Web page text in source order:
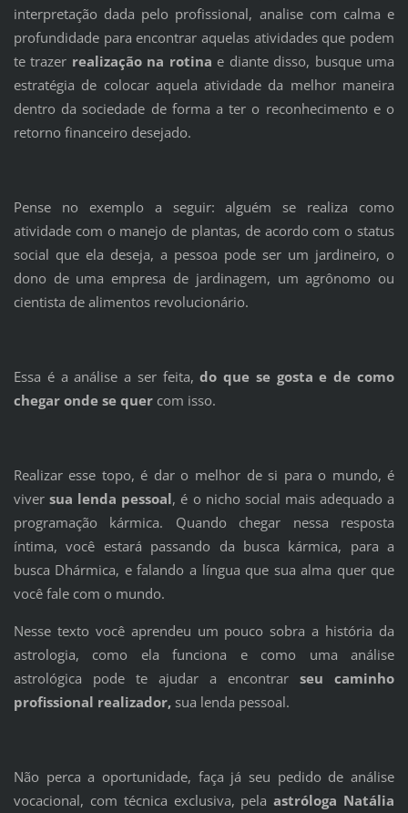
interpretação dada pelo profissional, analise com calma e
profundidade para encontrar aquelas atividades que podem
te trazer realização na rotina e diante disso, busque uma
estratégia de colocar aquela atividade da melhor maneira
dentro da sociedade de forma a ter o reconhecimento e o
retorno financeiro desejado.
Pense no exemplo a seguir: alguém se realiza como
atividade com o manejo de plantas, de acordo com o status
social que ela deseja, a pessoa pode ser um jardineiro, o
dono de uma empresa de jardinagem, um agrônomo ou
cientista de alimentos revolucionário.
Essa é a análise a ser feita, do que se gosta e de como
chegar onde se quer com isso.
Realizar esse topo, é dar o melhor de si para o mundo, é
viversua lenda pessoal, é o nicho social mais adequado a
programação kármica. Quando chegar nessa resposta
íntima, você estará passando da busca kármica, para a
busca Dhármica, e falando a língua que sua alma quer que
você fale com o mundo.
Nesse texto você aprendeu um pouco sobra a história da
astrologia, como ela funciona e como uma análise
astrológica pode te ajudar a encontrarseu caminho
profissional realizador,sua lenda pessoal.
Não perca a oportunidade, faça já seu pedido de análise
vocacional, com técnica exclusiva, pelaastróloga Natália